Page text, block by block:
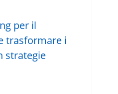
per il
trasformare i
strategie